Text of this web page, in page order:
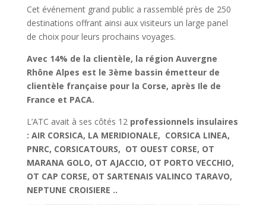
Cet événement grand public a rassemblé près de 250
destinations offrant ainsi aux visiteurs un large panel
de choix pour leurs prochains voyages.
Avec 14% de la clientèle, la région Auvergne
Rhône Alpes est le 3ème bassin émetteur de
clientèle française pour la Corse, après Ile de
France et PACA.
L’ATC avait à ses côtés 12 professionnels insulaires
: AIR CORSICA, LA MERIDIONALE, CORSICA LINEA,
PNRC, CORSICATOURS, OT OUEST CORSE, OT
MARANA GOLO, OT AJACCIO, OT PORTO VECCHIO,
OT CAP CORSE, OT SARTENAIS VALINCO TARAVO,
NEPTUNE CROISIERE ..